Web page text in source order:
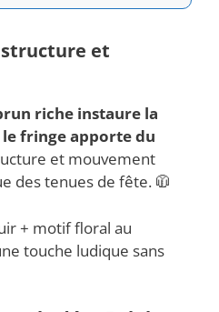
et
riche instaure la
fringeapporte du
et mouvement
des tenues de fête. 🧥
+ motif floral au
touche ludique sans